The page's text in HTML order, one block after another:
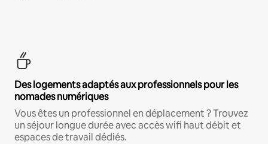
Des logements adaptés aux professionnels pour les
nomades numériques
Vous êtes un professionnel en déplacement ? Trouvez
un séjour longue durée avec accès wifi haut débit et
espaces de travail dédiés.